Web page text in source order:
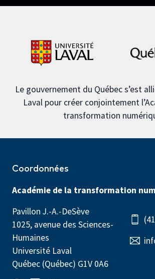
Le gouvernement du Québec s’est
Laval pour créer conjointement
transformation
Coordonnées
Académie de la transformation
Pavillon J.-A.-DeSève
1025, avenue des Sciences-
Humaines
Université Laval
Québec (Québec) G1V 0A6